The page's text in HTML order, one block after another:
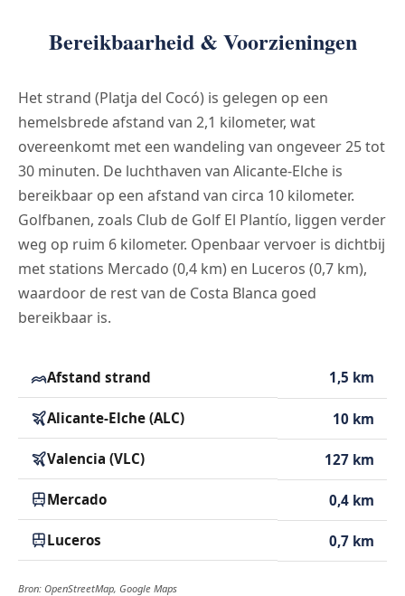
Bereikbaarheid & Voorzieningen
Het strand (Platja del Cocó) is gelegen op een
hemelsbrede afstand van 2,1 kilometer, wat
overeenkomt met een wandeling van ongeveer 25 tot
30 minuten. De luchthaven van Alicante-Elche is
bereikbaar op een afstand van circa 10 kilometer.
Golfbanen, zoals Club de Golf El Plantío, liggen verder
weg op ruim 6 kilometer. Openbaar vervoer is dichtbij
met stations Mercado (0,4 km) en Luceros (0,7 km),
waardoor de rest van de Costa Blanca goed
bereikbaar is.
Afstand strand 1,5 km
Alicante-Elche (ALC) 10 km
Valencia (VLC) 127 km
Mercado 0,4 km
Luceros 0,7 km
Bron: OpenStreetMap, Google Maps